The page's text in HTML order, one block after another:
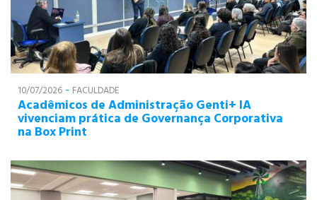
10/07/2026 - FACULDADE
Acadêmicos de Administração Genti+ IA
vivenciam prática de Governança Corporativa
na Box Print